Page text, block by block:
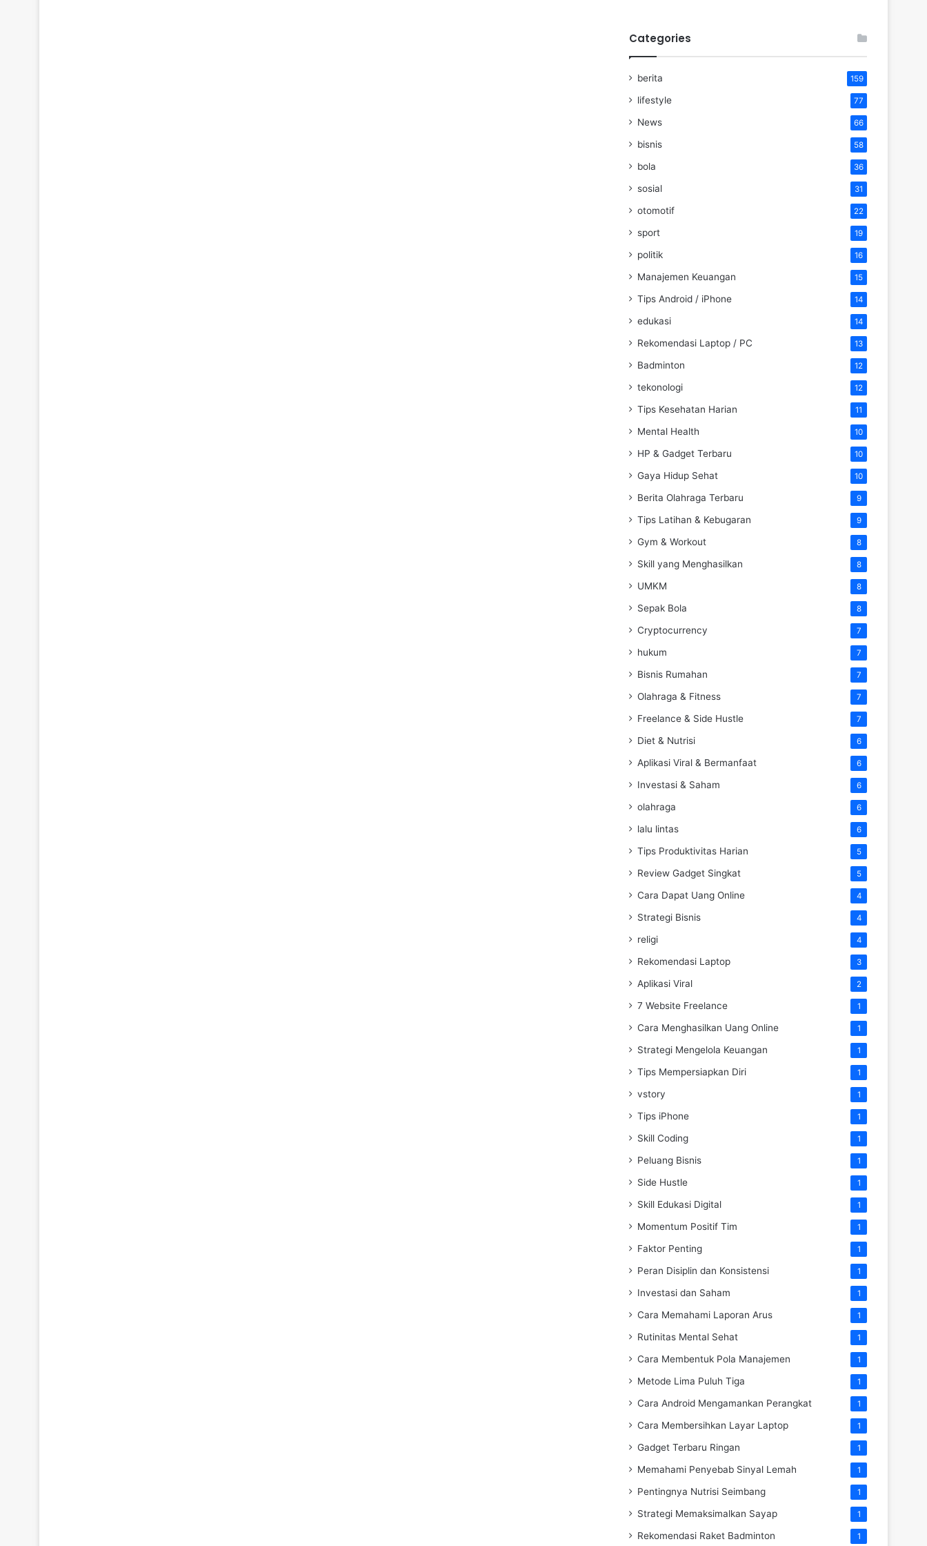
Categories
berita 159
lifestyle 77
News 66
bisnis 58
bola 36
sosial 31
otomotif 22
sport 19
politik 16
Manajemen Keuangan 15
Tips Android / iPhone 14
edukasi 14
Rekomendasi Laptop / PC 13
Badminton 12
tekonologi 12
Tips Kesehatan Harian 11
Mental Health 10
HP & Gadget Terbaru 10
Gaya Hidup Sehat 10
Berita Olahraga Terbaru 9
Tips Latihan & Kebugaran 9
Gym & Workout 8
Skill yang Menghasilkan 8
UMKM 8
Sepak Bola 8
Cryptocurrency 7
hukum 7
Bisnis Rumahan 7
Olahraga & Fitness 7
Freelance & Side Hustle 7
Diet & Nutrisi 6
Aplikasi Viral & Bermanfaat 6
Investasi & Saham 6
olahraga 6
lalu lintas 6
Tips Produktivitas Harian 5
Review Gadget Singkat 5
Cara Dapat Uang Online 4
Strategi Bisnis 4
religi 4
Rekomendasi Laptop 3
Aplikasi Viral 2
7 Website Freelance 1
Cara Menghasilkan Uang Online 1
Strategi Mengelola Keuangan 1
Tips Mempersiapkan Diri 1
vstory 1
Tips iPhone 1
Skill Coding 1
Peluang Bisnis 1
Side Hustle 1
Skill Edukasi Digital 1
Momentum Positif Tim 1
Faktor Penting 1
Peran Disiplin dan Konsistensi 1
Investasi dan Saham 1
Cara Memahami Laporan Arus 1
Rutinitas Mental Sehat 1
Cara Membentuk Pola Manajemen 1
Metode Lima Puluh Tiga 1
Cara Android Mengamankan Perangkat 1
Cara Membersihkan Layar Laptop 1
Gadget Terbaru Ringan 1
Memahami Penyebab Sinyal Lemah 1
Pentingnya Nutrisi Seimbang 1
Strategi Memaksimalkan Sayap 1
Rekomendasi Raket Badminton 1